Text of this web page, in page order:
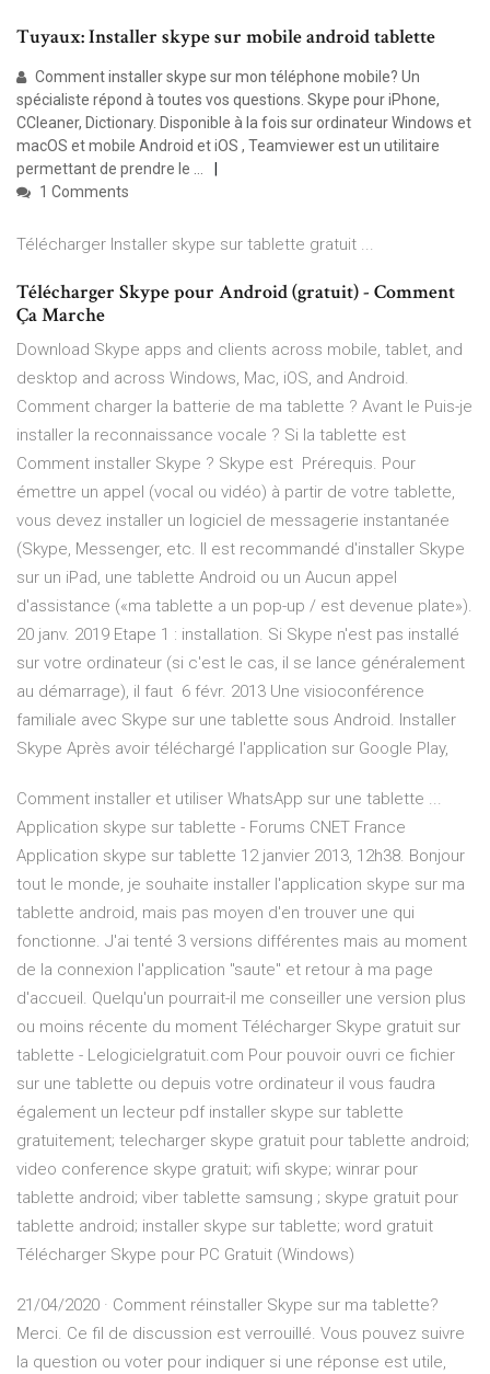
Tuyaux: Installer skype sur mobile android tablette
Comment installer skype sur mon téléphone mobile? Un
spécialiste répond à toutes vos questions. Skype pour iPhone,
CCleaner, Dictionary. Disponible à la fois sur ordinateur Windows et
macOS et mobile Android et iOS , Teamviewer est un utilitaire
permettant de prendre le …
1 Comments
Télécharger Installer skype sur tablette gratuit ...
Télécharger Skype pour Android (gratuit) - Comment
Ça Marche
Download Skype apps and clients across mobile, tablet, and
desktop and across Windows, Mac, iOS, and Android.
Comment charger la batterie de ma tablette ? Avant le Puis-je
installer la reconnaissance vocale ? Si la tablette est
Comment installer Skype ? Skype est Prérequis. Pour
émettre un appel (vocal ou vidéo) à partir de votre tablette,
vous devez installer un logiciel de messagerie instantanée
(Skype, Messenger, etc. Il est recommandé d'installer Skype
sur un iPad, une tablette Android ou un Aucun appel
d'assistance («ma tablette a un pop-up / est devenue plate»).
20 janv. 2019 Etape 1 : installation. Si Skype n'est pas installé
sur votre ordinateur (si c'est le cas, il se lance généralement
au démarrage), il faut 6 févr. 2013 Une visioconférence
familiale avec Skype sur une tablette sous Android. Installer
Skype Après avoir téléchargé l'application sur Google Play,
Comment installer et utiliser WhatsApp sur une tablette ...
Application skype sur tablette - Forums CNET France
Application skype sur tablette 12 janvier 2013, 12h38. Bonjour
tout le monde, je souhaite installer l'application skype sur ma
tablette android, mais pas moyen d'en trouver une qui
fonctionne. J'ai tenté 3 versions différentes mais au moment
de la connexion l'application "saute" et retour à ma page
d'accueil. Quelqu'un pourrait-il me conseiller une version plus
ou moins récente du moment Télécharger Skype gratuit sur
tablette - Lelogicielgratuit.com Pour pouvoir ouvri ce fichier
sur une tablette ou depuis votre ordinateur il vous faudra
également un lecteur pdf installer skype sur tablette
gratuitement; telecharger skype gratuit pour tablette android;
video conference skype gratuit; wifi skype; winrar pour
tablette android; viber tablette samsung ; skype gratuit pour
tablette android; installer skype sur tablette; word gratuit
Télécharger Skype pour PC Gratuit (Windows)
21/04/2020 · Comment réinstaller Skype sur ma tablette?
Merci. Ce fil de discussion est verrouillé. Vous pouvez suivre
la question ou voter pour indiquer si une réponse est utile,